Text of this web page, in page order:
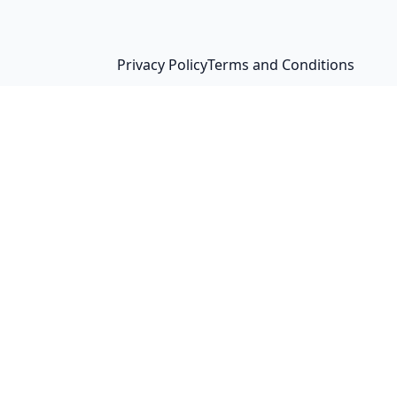
Privacy PolicyTerms and Conditions